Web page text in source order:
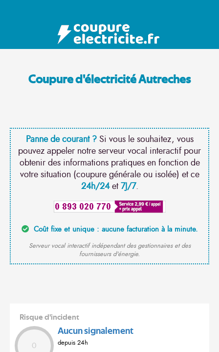
Coupure d'électricité Autreches
Panne de courant ?Si vous le souhaitez, vous
pouvez appeler notre serveur vocal interactif pour
obtenir des informations pratiques en fonction de
votre situation (coupure générale ou isolée) et ce
24h/24et7J/7.
Coût fixe et unique : aucune facturation à la minute.
Serveur vocal interactif indépendant des gestionnaires et des
fournisseurs d'énergie.
Risque d'incident
0
Aucun signalement
depuis 24h